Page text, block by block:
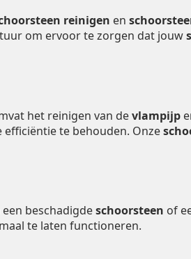
reinigen en
om ervoor te zorgen dat jouw
het reinigen van devlampijp
efficiëntie te behouden. Onze
beschadigdeschoorsteen of
te laten functioneren.